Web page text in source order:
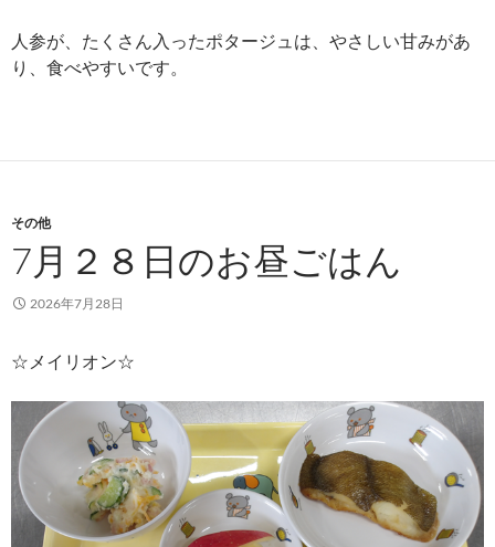
人参が、たくさん入ったポタージュは、やさしい甘みがあ
り、食べやすいです。
その他
7月２８日のお昼ごはん
2026年7月28日
☆メイリオン☆